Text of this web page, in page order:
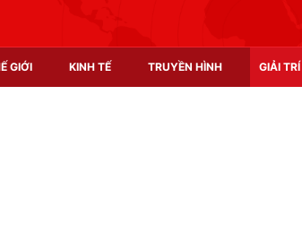
GIỚI KINH TẾ TRUYỀN HÌNH GIẢI TRÍ